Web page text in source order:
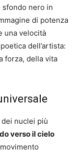
nero in
di potenza
una velocità
dell’artista:
forza, della vita
nuclei più
verso il cielo